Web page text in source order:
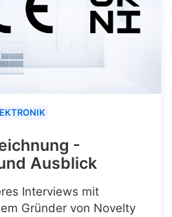
-
Ausblick
Interviews mit
Gründer von Novelty